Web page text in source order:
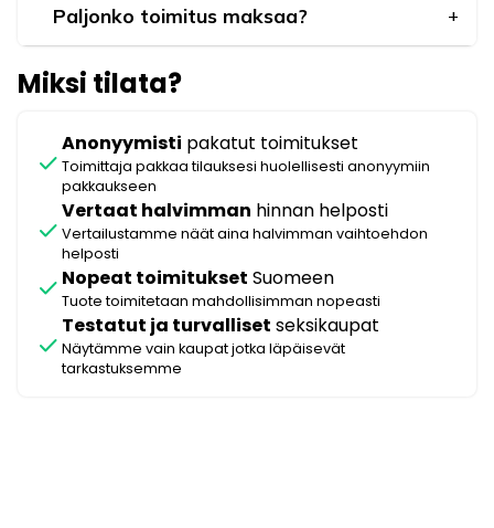
Paljonko toimitus maksaa?
Miksi tilata?
check
Anonyymisti pakatut toimitukset
Toimittaja pakkaa tilauksesi huolellisesti anonyymiin
pakkaukseen
check
Vertaat halvimman hinnan helposti
Vertailustamme näät aina halvimman vaihtoehdon
helposti
check Nopeat toimitukset Suomeen
Tuote toimitetaan mahdollisimman nopeasti
check
Testatut ja turvalliset seksikaupat
Näytämme vain kaupat jotka läpäisevät
tarkastuksemme